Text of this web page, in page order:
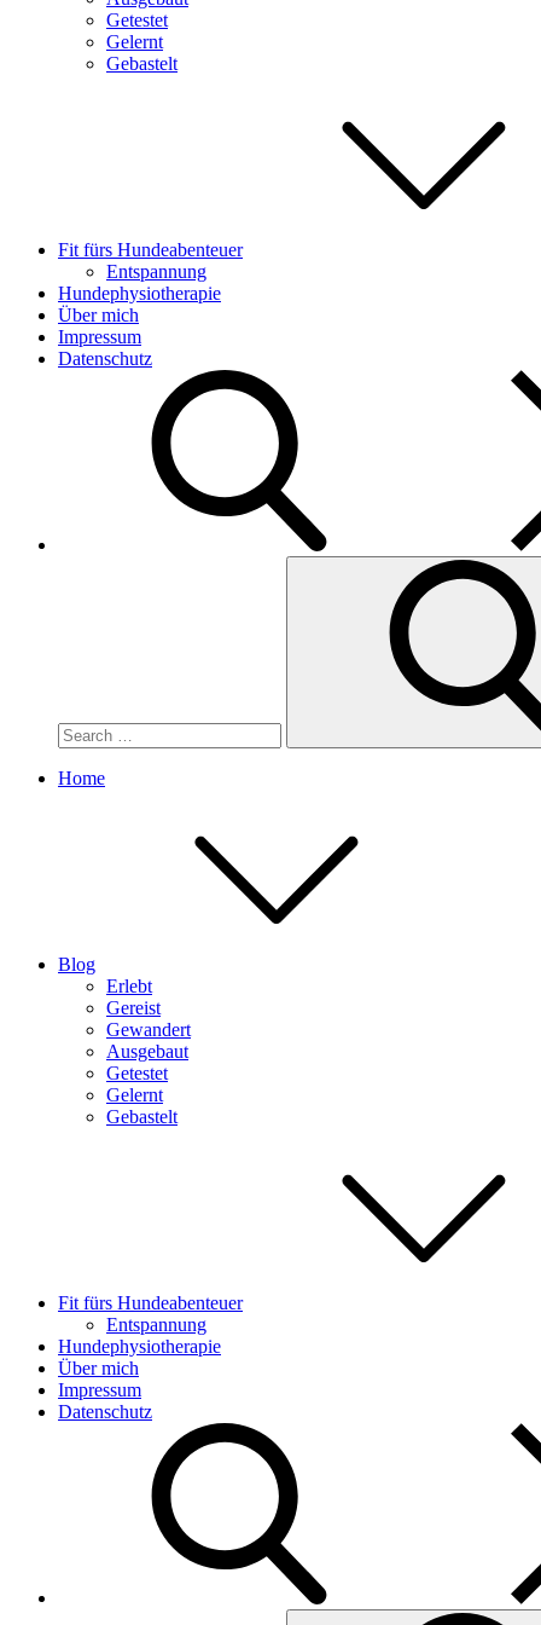
Getestet
Gelernt
Gebastelt
Fit fürs Hundeabenteuer
Entspannung
Hundephysiotherapie
Über mich
Impressum
Datenschutz
Home
Blog
Erlebt
Gereist
Gewandert
Ausgebaut
Getestet
Gelernt
Gebastelt
Fit fürs Hundeabenteuer
Entspannung
Hundephysiotherapie
Über mich
Impressum
Datenschutz